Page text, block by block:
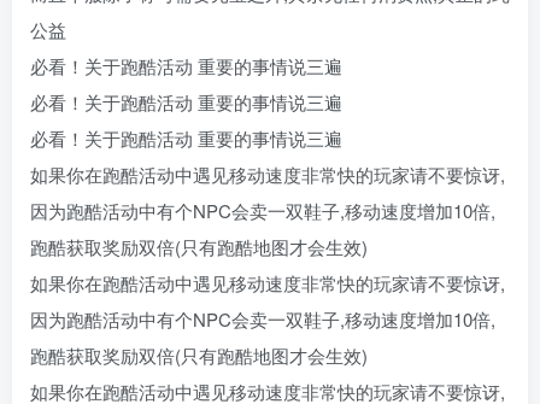
公益
必看！关于跑酷活动 重要的事情说三遍
必看！关于跑酷活动 重要的事情说三遍
必看！关于跑酷活动 重要的事情说三遍
如果你在跑酷活动中遇见移动速度非常快的玩家请不要惊讶,
因为跑酷活动中有个NPC会卖一双鞋子,移动速度增加10倍,
跑酷获取奖励双倍(只有跑酷地图才会生效)
如果你在跑酷活动中遇见移动速度非常快的玩家请不要惊讶,
因为跑酷活动中有个NPC会卖一双鞋子,移动速度增加10倍,
跑酷获取奖励双倍(只有跑酷地图才会生效)
如果你在跑酷活动中遇见移动速度非常快的玩家请不要惊讶,